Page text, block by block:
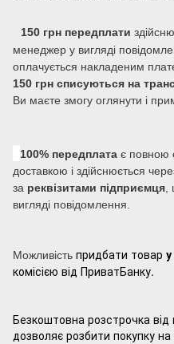
150 грн передплати
менеджер у вигляді
оплачується накладеним
150 грн списуються на
Ви маєте змогу оглянути і
100% передплата є повною
доставкою і здійснюється
за реквізитами підприємця
вигляді повідомлення.
Можливість придбати товар
комісією від ПриватБанку.
Безкоштовна розстрочка від
дозволяє розбити покупку